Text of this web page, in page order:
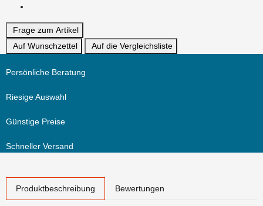
Frage zum Artikel
Auf Wunschzettel
Auf die Vergleichsliste
Persönliche Beratung
Riesige Auswahl
Günstige Preise
Schneller Versand
Produktbeschreibung Bewertungen